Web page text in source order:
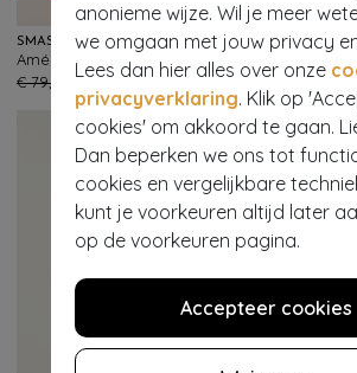
anonieme wijze. Wil je meer
we omgaan met jouw privacy
Lees dan hier alles over onze
privacyverklaring. Klik op
cookies' om akkoord te gaan.
Dan beperken we ons tot
cookies en vergelijkbare
kunt je voorkeuren altijd later
op de voorkeuren pagina.
Accepteer cookies
SMASHED LEMON
Amélie broderie katoenen blouse in zwart
€ 79,95
€ 31,95
114
SMASHED
€ 79,95
€